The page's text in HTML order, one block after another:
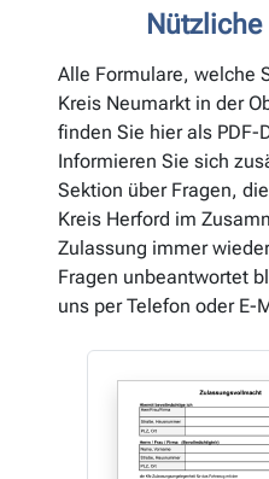
Alle Formulare, welche
Kreis Neumarkt in der
finden Sie hier als PDF-
Informieren Sie sich
Sektion über Fragen,
Kreis Herford im
Zulassung immer
Fragen unbeantwortet
uns per Telefon oder E-